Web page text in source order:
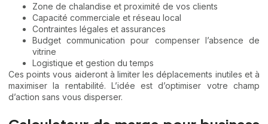
Zone de chalandise et proximité de vos clients
Capacité commerciale et réseau local
Contraintes légales et assurances
Budget communication pour compenser l’absence de
vitrine
Logistique et gestion du temps
Ces points vous aideront à limiter les déplacements inutiles et à
maximiser la rentabilité. L’idée est d’optimiser votre champ
d’action sans vous disperser.